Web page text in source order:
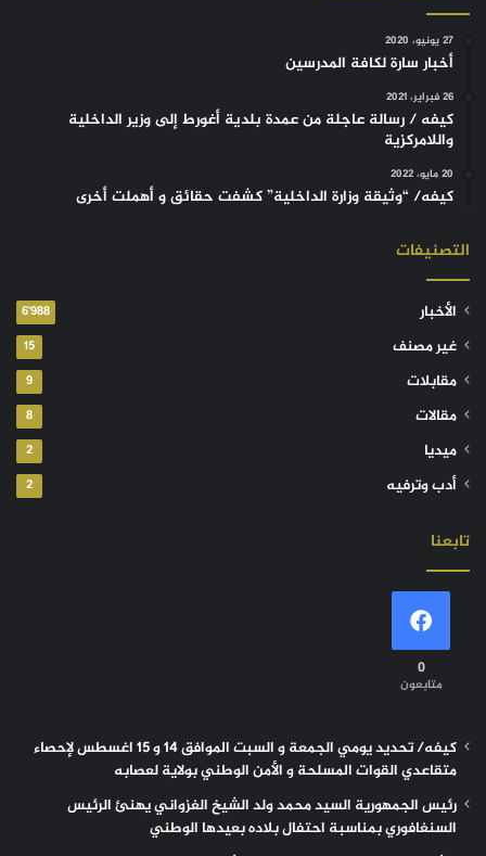
27 يونيو، 2020
أخبار سارة لكافة المدرسين
26 فبراير، 2021
كيفه / رسالة عاجلة من عمدة بلدية أغورط إلى وزير الداخلية
واللامركزية
20 مايو، 2022
كيفه/ “وثيقة وزارة الداخلية” كشفت حقائق و أهملت أخرى
التصنيفات
الأخبار 6٬988
غير مصنف 15
مقابلات 9
مقالات 8
ميديا 2
أدب وترفيه 2
تابعنا
0
متابعون
كيفه/ تحديد يومي الجمعة و السبت الموافق 14 و 15 اغسطس لإحصاء
متقاعدي القوات المسلحة و الأمن الوطني بولاية لعصابه
رئيس الجمهورية السيد محمد ولد الشيخ الغزواني يهنئ الرئيس
السنغافوري بمناسبة احتفال بلاده بعيدها الوطني